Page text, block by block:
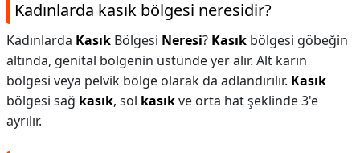
Kadınlarda kasık bölgesi neresidir?
Kadınlarda Kasık Bölgesi Neresi? Kasık bölgesi göbeğin
altında, genital bölgenin üstünde yer alır. Alt karın
bölgesi veya pelvik bölge olarak da adlandırılır. Kasık
bölgesi sağ kasık, sol kasıkve orta hat şeklinde 3'e
ayrılır.